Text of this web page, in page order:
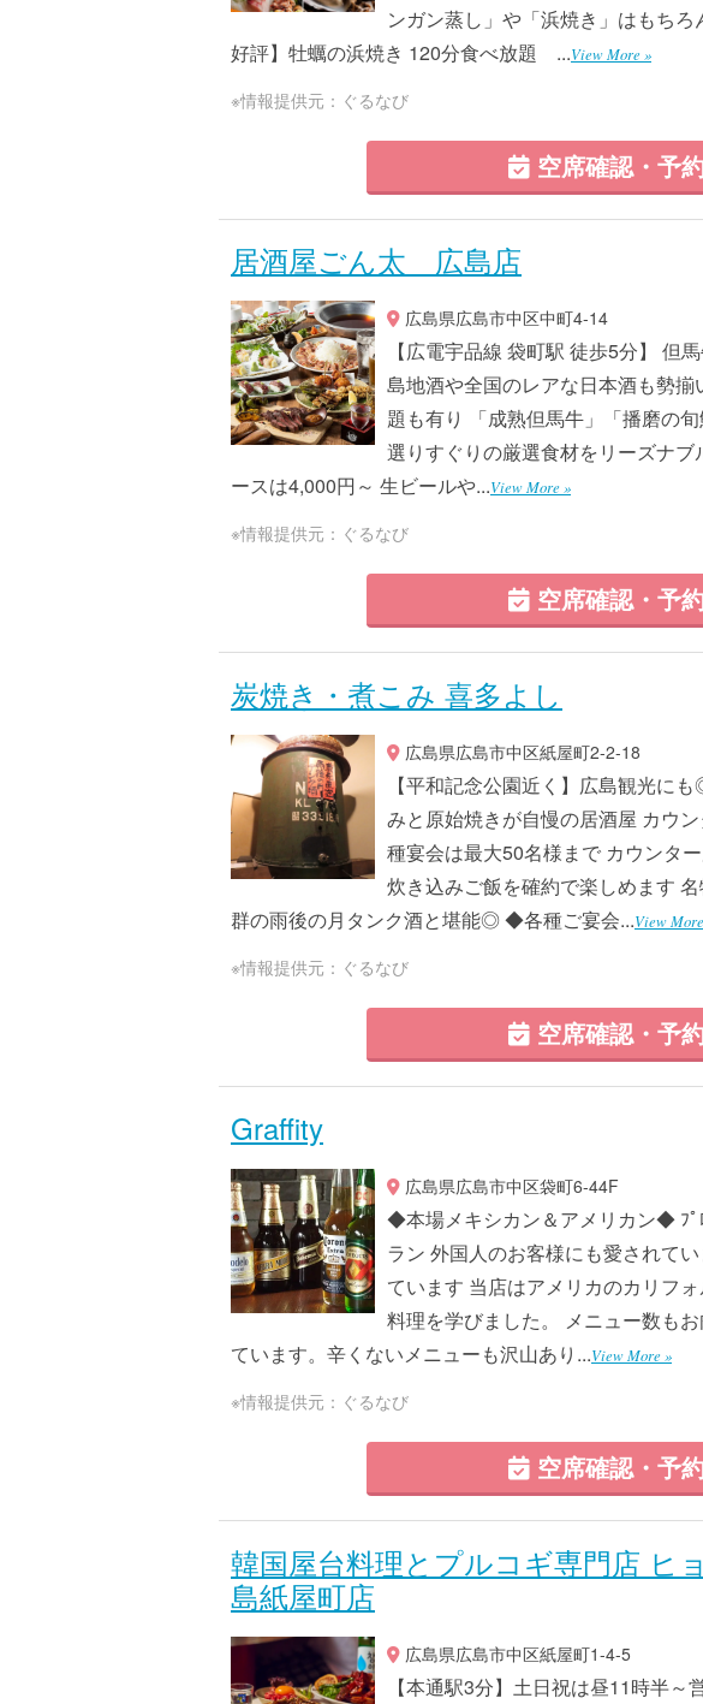
ンガン蒸し」や「浜焼き」はもち
好評】牡蠣の浜焼き 120分食べ放題 ...View More »
※情報提供元：ぐるなび
空席確認・予
居酒屋ごん太 広島店
広島県広島市中区中町4-14
【広電宇品線 袋町駅 徒歩5分】 但
島地酒や全国のレアな日本酒も勢
題も有り 「成熟但馬牛」「播磨の
選りすぐりの厳選食材をリーズナ
ースは4,000円～ 生ビールや...View More »
※情報提供元：ぐるなび
空席確認・予
炭焼き・煮こみ 喜多よし
広島県広島市中区紙屋町2-2-18
【平和記念公園近く】広島観光に
みと原始焼きが自慢の居酒屋 カウ
種宴会は最大50名様まで カウンタ
炊き込みご飯を確約で楽しめます
群の雨後の月タンク酒と堪能◎ ◆各種ご宴会...View
※情報提供元：ぐるなび
空席確認・予
Graffity
広島県広島市中区袋町6-44F
◆本場メキシカン＆アメリカン◆ ﾌﾟ
ラン 外国人のお客様にも愛されて
ています 当店はアメリカのカリフ
料理を学びました。 メニュー数も
ています。辛くないメニューも沢山あり...View More »
※情報提供元：ぐるなび
空席確認・予
韓国屋台料理とプルコギ専門店 ヒ
島紙屋町店
広島県広島市中区紙屋町1-4-5
【本通駅3分】土日祝は昼11時半